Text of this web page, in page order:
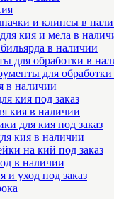
и клипсы в
кия и мела в
в наличии
для обработки в
для обработки
в наличии
кия под заказ
кия в наличии
для кия под заказ
кия в наличии
на кий под заказ
в наличии
и уход под заказ